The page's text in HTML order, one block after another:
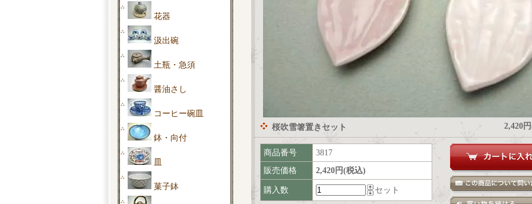
花器
汲出碗
土瓶・急須
醤油さし
コーヒー碗皿
鉢・向付
菓子鉢
桜吹雪箸置きセット 2,420
商品番号
3817
販売価格
2,420円(税込)
購入数 セット